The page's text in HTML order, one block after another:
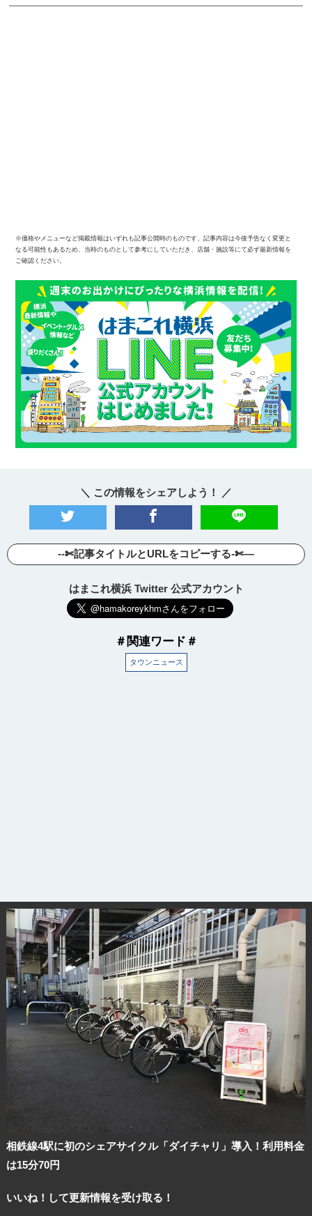
※価格やメニューなど掲載情報はいずれも記事公開時のものです。記事内容は今後予告なく変更と
なる可能性もあるため、当時のものとして参考にしていただき、店舗・施設等にて必ず最新情報を
ご確認ください。
＼ この情報をシェアしよう！ ／
--✄記事タイトルとURLをコピーする-✄—
はまこれ横浜 Twitter 公式アカウント
＃関連ワード＃
タウンニュース
相鉄線4駅に初のシェアサイクル「ダイチャリ」導入！利用料金
は15分70円
いいね！して更新情報を受け取る！